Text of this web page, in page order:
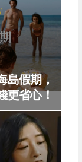
島假期，
更省心！